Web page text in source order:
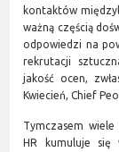
kontaktów
ważną częścią
odpowiedzi na
rekrutacji
jakość ocen,
Kwiecień, Chief
Tymczasem
HR kumuluje się